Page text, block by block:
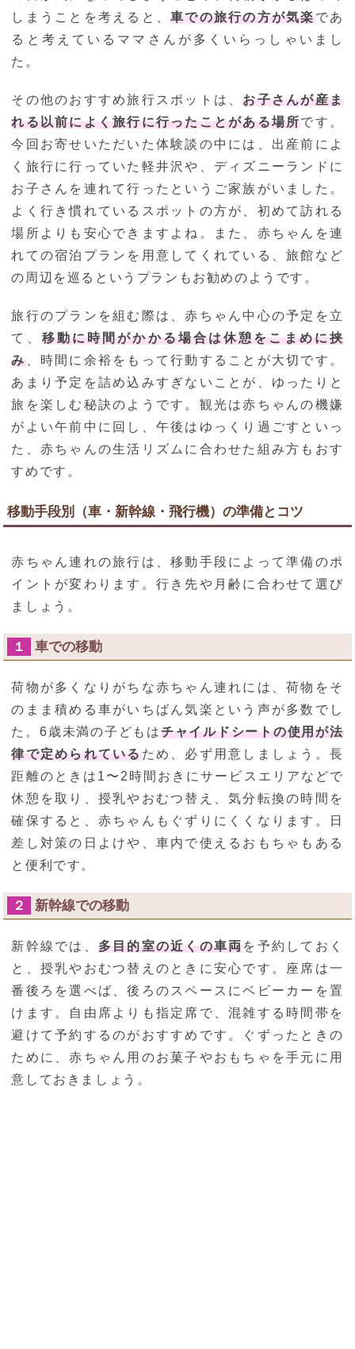
しまうことを考えると、車での旅行の方が気楽であ
ると考えているママさんが多くいらっしゃいまし
た。
その他のおすすめ旅行スポットは、お子さんが産ま
れる以前によく旅行に行ったことがある場所です。
今回お寄せいただいた体験談の中には、出産前によ
く旅行に行っていた軽井沢や、ディズニーランドに
お子さんを連れて行ったというご家族がいました。
よく行き慣れているスポットの方が、初めて訪れる
場所よりも安心できますよね。また、赤ちゃんを連
れての宿泊プランを用意してくれている、旅館など
の周辺を巡るというプランもお勧めのようです。
旅行のプランを組む際は、赤ちゃん中心の予定を立
て、 移動に時間がかかる場合は休憩をこまめに挟
み、時間に余裕をもって行動することが大切です。
あまり予定を詰め込みすぎないことが、ゆったりと
旅を楽しむ秘訣のようです。観光は赤ちゃんの機嫌
がよい午前中に回し、午後はゆっくり過ごすといっ
た、赤ちゃんの生活リズムに合わせた組み方もおす
すめです。
移動手段別（車・新幹線・飛行機）の準備とコツ
赤ちゃん連れの旅行は、移動手段によって準備のポ
イントが変わります。行き先や月齢に合わせて選び
ましょう。
１ 車での移動
荷物が多くなりがちな赤ちゃん連れには、荷物をそ
のまま積める車がいちばん気楽という声が多数でし
た。6歳未満の子どもはチャイルドシートの使用が法
律で定められているため、必ず用意しましょう。長
距離のときは1〜2時間おきにサービスエリアなどで
休憩を取り、授乳やおむつ替え、気分転換の時間を
確保すると、赤ちゃんもぐずりにくくなります。日
差し対策の日よけや、車内で使えるおもちゃもある
と便利です。
２ 新幹線での移動
新幹線では、 多目的室の近くの車両を予約しておく
と、授乳やおむつ替えのときに安心です。座席は一
番後ろを選べば、後ろのスペースにベビーカーを置
けます。自由席よりも指定席で、混雑する時間帯を
避けて予約するのがおすすめです。ぐずったときの
ために、赤ちゃん用のお菓子やおもちゃを手元に用
意しておきましょう。